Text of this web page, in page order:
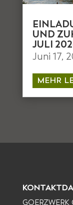
UND
JULI
Juni 17,
MEHR